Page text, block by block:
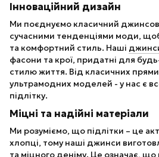
Інноваційний дизайн
Ми поєднуємо класичний
сучасними тенденціями моди,
та комфортний стиль. Наші
фасони та крої, придатні для
стилю життя. Від класичних
ультрамодних моделей - у нас є
підлітку.
Міцні та надійні матеріали
Ми розуміємо, що підлітки – це
хлопці, тому наші джинси
та міцного деніму. Це означає,